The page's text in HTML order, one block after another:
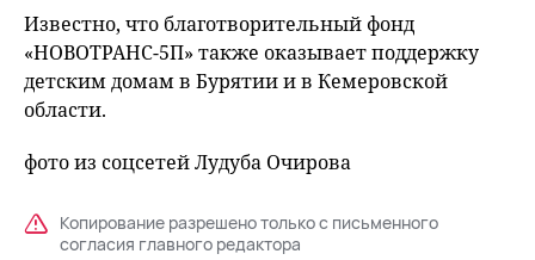
Известно, что благотворительный фонд
«НОВОТРАНС-5П» также оказывает поддержку
детским домам в Бурятии и в Кемеровской
области.
фото из соцсетей Лудуба Очирова
Копирование разрешено только с письменного
согласия главного редактора